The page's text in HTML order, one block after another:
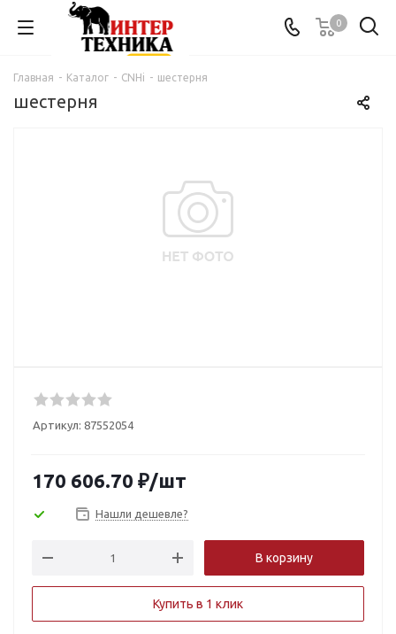
0
Главная - Каталог - CNHi - шестерня
шестерня
Артикул: 87552054
170 606.70 ₽/шт
Нашли дешевле?
В корзину
Купить в 1 клик